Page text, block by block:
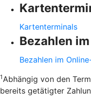
Kartenterminals
Bezahlen
Bezahlen im
1 Abhängig von den
bereits getätigter